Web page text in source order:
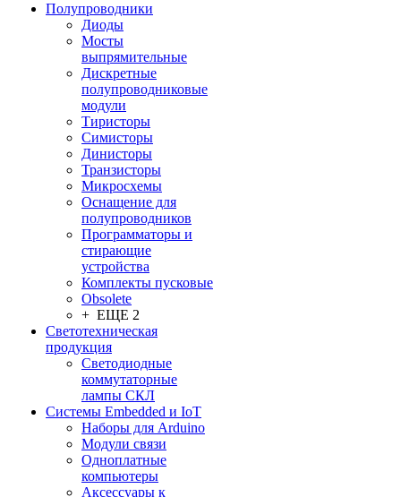
Полупроводники
Диоды
Мосты
выпрямительные
Дискретные
полупроводниковые
модули
Тиристоры
Симисторы
Динисторы
Транзисторы
Микросхемы
Оснащение для
полупроводников
Программаторы и
стирающие
устройства
Комплекты пусковые
Obsolete
+ ЕЩЕ 2
Светотехническая
продукция
Светодиодные
коммутаторные
лампы СКЛ
Системы Embedded и IoT
Наборы для Arduino
Модули связи
Одноплатные
компьютеры
Аксессуары к